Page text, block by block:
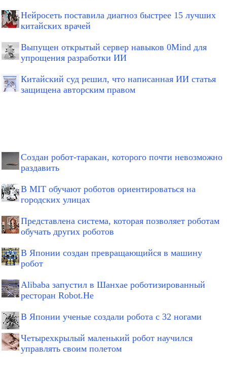
Нейросеть поставила диагноз быстрее 15 лучших
китайских врачей
Выпущен открытый сервер навыков 0Mind для
упрощения разработки ИИ
Китайский суд решил, что написанная ИИ статья
защищена авторским правом
Создан робот-таракан, которого почти невозможно
раздавить
В MIT обучают роботов ориентироваться на
городских улицах
Представлена система, которая позволяет роботам
обучать других роботов
В Японии создан превращающийся в машину
робот
Alibaba запустил в Шанхае роботизированный
ресторан Robot.He
В Японии ученые создали робота с 32 ногами
Четырехкрылый маленький робот научился
управлять своим полетом